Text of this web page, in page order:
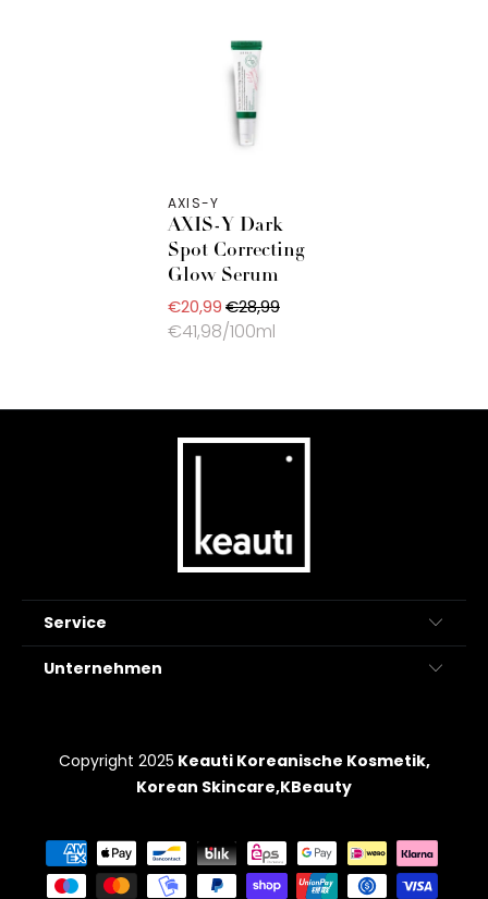
AXIS-Y
AXIS-Y Dark
Spot Correcting
Glow Serum
€20,99€28,99
€41,98/100ml
Service
Unternehmen
Copyright 2025 Keauti Koreanische Kosmetik,
Korean Skincare,KBeauty